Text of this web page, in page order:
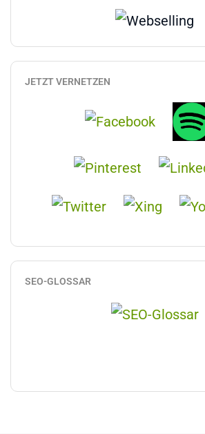
JETZT VERNETZEN
SEO-GLOSSAR